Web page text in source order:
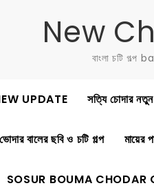
New
বাংলা চটি
UPDATE সত্যি চোদার নতুন
ভোদার বালের ছবি ও চটি গল্প মায়ের
SOSUR BOUMA CHODAR